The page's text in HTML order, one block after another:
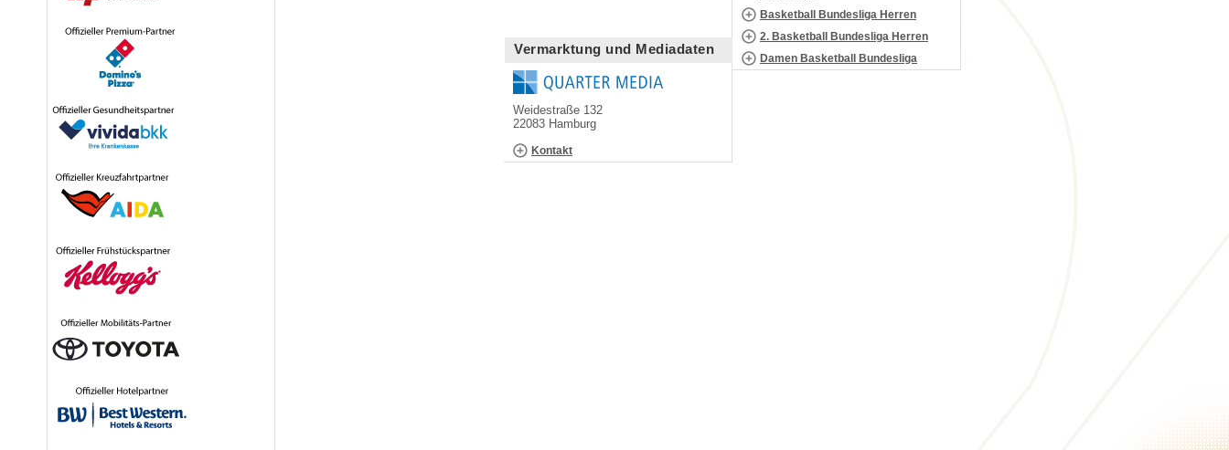
Vermarktung und Mediadaten
Weidestraße 132
22083 Hamburg
Kontakt
Basketball Bundesliga Herren
2. Basketball Bundesliga Herren
Damen Basketball Bundesliga